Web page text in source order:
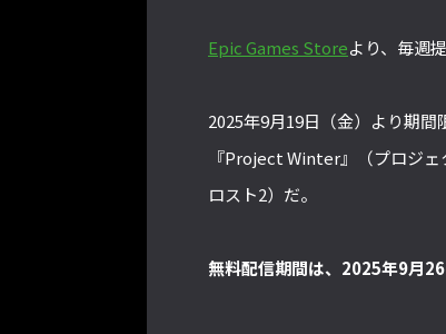
Epic Games Storeより、毎週
2025年9月19日（金）より期
『Project Winter』（プロジ
ロスト2）だ。
無料配信期間は、2025年9月26